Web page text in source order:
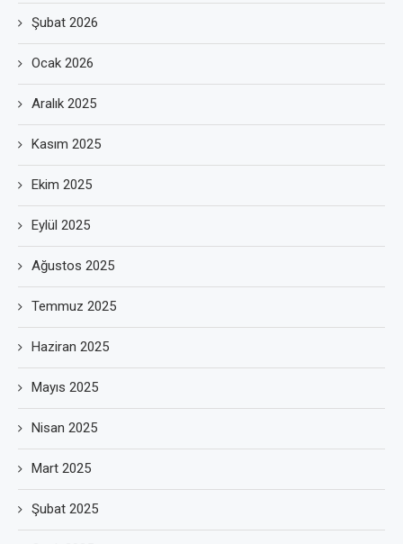
Şubat 2026
Ocak 2026
Aralık 2025
Kasım 2025
Ekim 2025
Eylül 2025
Ağustos 2025
Temmuz 2025
Haziran 2025
Mayıs 2025
Nisan 2025
Mart 2025
Şubat 2025